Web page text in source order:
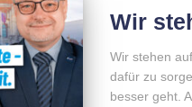
Wir
Wir stehen
dafür zu
besser geht.